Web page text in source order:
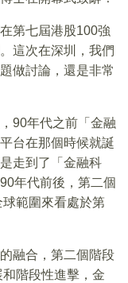
第七屆港股100強
這次在深圳，我們
做討論，還是非常
90年代之前「金融
台在那個時候就誕
走到了「金融科
年代前後，第二個
範圍來看處於第
融合，第二個階段
階段性進擊，金